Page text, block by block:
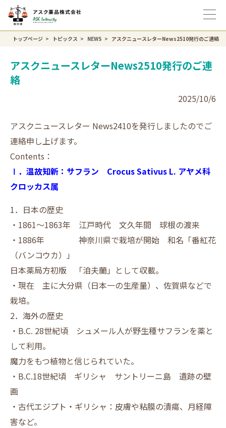
トップページ トピックス NEWS アスクニュースレターNews2510発行のご連絡
アスクニュースレターNews2510発行のご連
絡
2025/10/6
アスクニュースレター News2410を発行しましたのでご
連絡申し上げます。
Contents：
Ⅰ．温故知新：サフラン Crocus Sativus L. アヤメ科
クロッカス属
1．日本の歴史
・1861～1863年 江戸時代 文久年間 球根の渡来
・1886年 神奈川県で栽培が開始 和名「番紅花
（バンコウカ）」
日本薬局方初版 「洎夫蘭」として収載。
・現在 主に大分県（日本一の生産量）、佐賀県などで
栽培。
2．海外の歴史
・B.C. 28世紀頃 シュメール人が野生種サフランを薬と
して利用。
魔力をもつ植物と信じられていた。
・B.C.18世紀頃 ギリシャ サントリーニ島 遺跡の壁
画
・古代エジプト・ギリシャ：皮膚や粘膜の潰瘍、月経障
害など。